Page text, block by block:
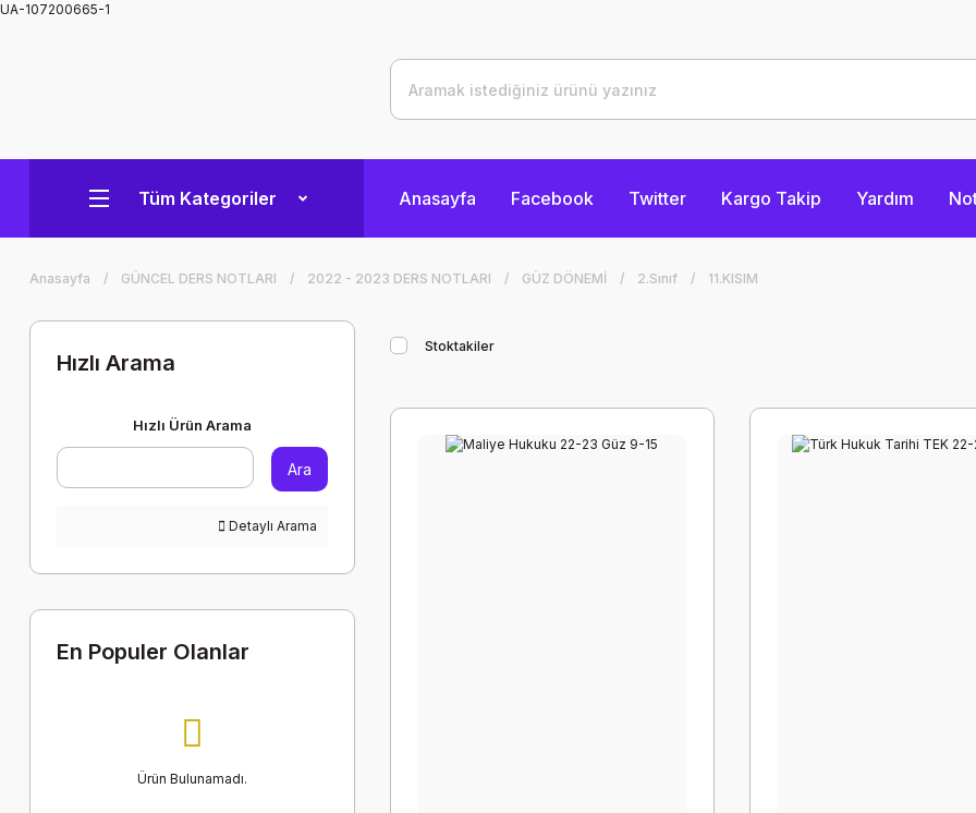
UA-107200665-1
Tüm Kategoriler Anasayfa Facebook Twitter Kargo Takip Yardım
Anasayfa GÜNCEL DERS NOTLARI 2022 - 2023 DERS NOTLARI GÜZ DÖNEMİ 2.Sınıf 11.KISIM
Hızlı Arama
Hızlı Ürün Arama
Ara
Detaylı Arama
En Populer Olanlar
Ürün Bulunamadı.
Stoktakiler